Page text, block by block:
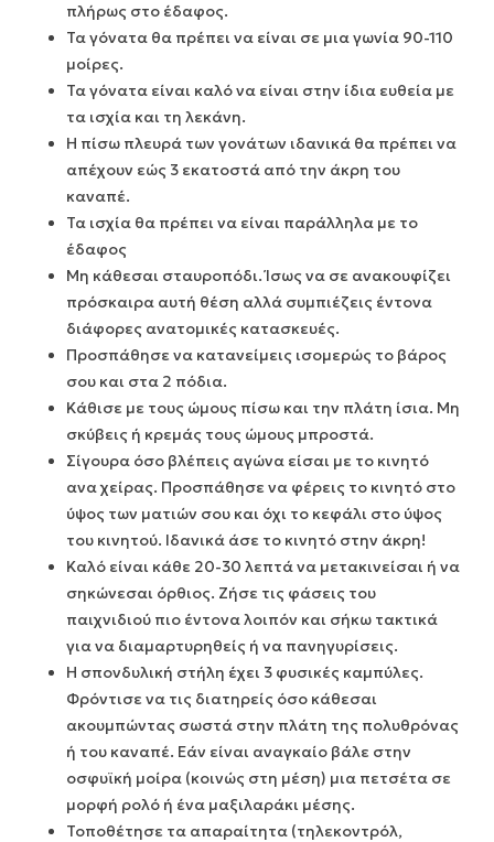
πλήρως στο έδαφος.
Τα γόνατα θα πρέπει να είναι σε μια γωνία 90-110
μοίρες.
Τα γόνατα είναι καλό να είναι στην ίδια ευθεία με
τα ισχία και τη λεκάνη.
Η πίσω πλευρά των γονάτων ιδανικά θα πρέπει να
απέχουν εώς 3 εκατοστά από την άκρη του
καναπέ.
Τα ισχία θα πρέπει να είναι παράλληλα με το
έδαφος
Μη κάθεσαι σταυροπόδι. Ίσως να σε ανακουφίζει
πρόσκαιρα αυτή θέση αλλά συμπιέζεις έντονα
διάφορες ανατομικές κατασκευές.
Προσπάθησε να κατανείμεις ισομερώς το βάρος
σου και στα 2 πόδια.
Κάθισε με τους ώμους πίσω και την πλάτη ίσια. Μη
σκύβεις ή κρεμάς τους ώμους μπροστά.
Σίγουρα όσο βλέπεις αγώνα είσαι με το κινητό
ανα χείρας. Προσπάθησε να φέρεις το κινητό στο
ύψος των ματιών σου και όχι το κεφάλι στο ύψος
του κινητού. Ιδανικά άσε το κινητό στην άκρη!
Καλό είναι κάθε 20-30 λεπτά να μετακινείσαι ή να
σηκώνεσαι όρθιος. Ζήσε τις φάσεις του
παιχνιδιού πιο έντονα λοιπόν και σήκω τακτικά
για να διαμαρτυρηθείς ή να πανηγυρίσεις.
Η σπονδυλική στήλη έχει 3 φυσικές καμπύλες.
Φρόντισε να τις διατηρείς όσο κάθεσαι
ακουμπώντας σωστά στην πλάτη της πολυθρόνας
ή του καναπέ. Εάν είναι αναγκαίο βάλε στην
οσφυϊκή μοίρα (κοινώς στη μέση) μια πετσέτα σε
μορφή ρολό ή ένα μαξιλαράκι μέσης.
Τοποθέτησε τα απαραίτητα (τηλεκοντρόλ,